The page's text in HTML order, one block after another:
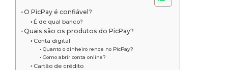
O PicPay é confiável?
É de qual banco?
Quais são os produtos do PicPay?
Conta digital
Quanto o dinheiro rende no PicPay?
Como abrir conta online?
Cartão de crédito